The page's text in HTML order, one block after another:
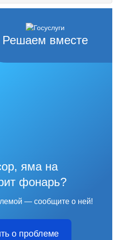
Решаем вместе
яма на
фонарь?
— сообщите о ней!
о проблеме